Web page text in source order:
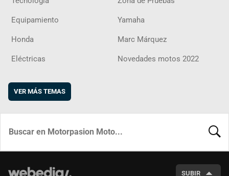
Equipamiento Yamaha
Honda Marc Márquez
Eléctricas Novedades motos 2022
VER MÁS TEMAS
SUBIR